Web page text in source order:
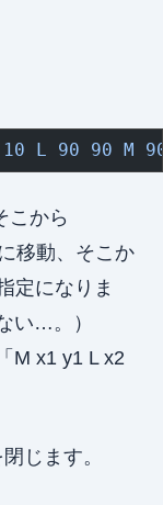
10 L 90 90 M
こから
移動、そこか
定になりま
い…。）
M x1 y1 L x2
じます。